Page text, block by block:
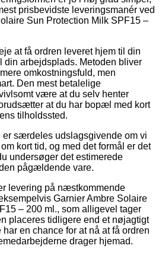
prisbevidste leveringsmanér ved
Sun Protection Milk SPF15 –
at få ordren leveret hjem til din
din arbejdsplads. Metoden bliver
omkostningsfuld, men
Den mest betalelige
være at du selv henter
at du har bopæl med kort
tilholdssted.
er særdeles udslagsgivende om vi
kort tid, og med det formål er det
undersøger det estimerede
pågældende vare.
levering på næstkommende
Garnier Ambre Solaire
– 200 ml., som alligevel tager
placeres tidligere end et nøjagtigt
en chance for at nå at få ordren
drager hjemad.